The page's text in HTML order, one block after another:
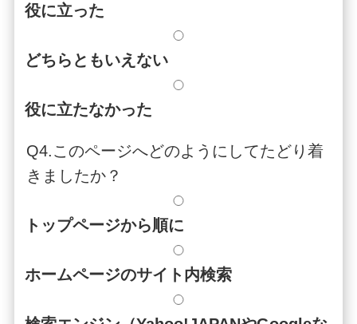
役に立った
どちらともいえない
役に立たなかった
Q4.このページへどのようにしてたどり着
きましたか？
トップページから順に
ホームページのサイト内検索